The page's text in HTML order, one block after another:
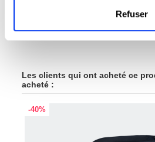
Refuser
Les clients qui ont acheté ce
acheté :
-40%